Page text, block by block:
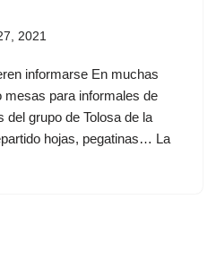
2021
informarse En muchas
para informales de
del grupo de Tolosa de la
hojas, pegatinas… La